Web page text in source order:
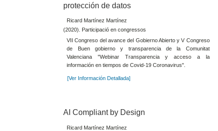
protección de datos
Ricard Martínez Martínez
(2020). Participació en congressos
VII Congreso del avance del Gobierno Abierto y V Congreso
de Buen gobierno y transparencia de la Comunitat
Valenciana "Webinar Transparencia y acceso a la
información en tiempos de Covid-19 Coronavirus".
[Ver Información Detallada]
AI Compliant by Design
Ricard Martínez Martínez